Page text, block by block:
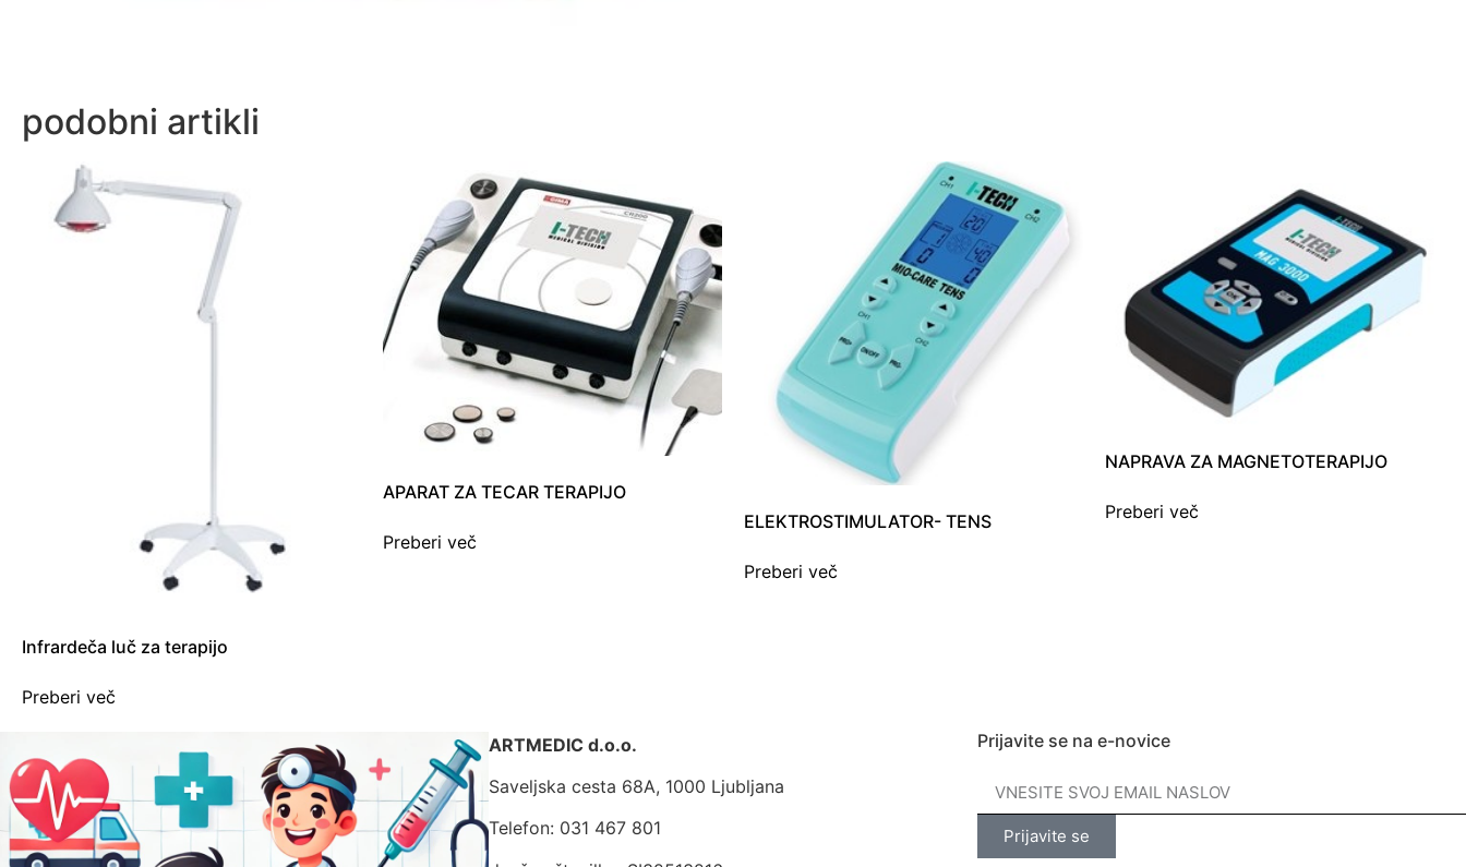
podobni artikli
Infrardeča luč za terapijo
Preberi več
APARAT ZA TECAR TERAPIJO
Preberi več
ELEKTROSTIMULATOR- TENS
Preberi več
NAPRAVA ZA MAGNETOTERAPIJO
Preberi več
ARTMEDIC d.o.o.
Saveljska cesta 68A, 1000 Ljubljana
Telefon: 031 467 801
Prijavite se na e-novice
Prijavite se